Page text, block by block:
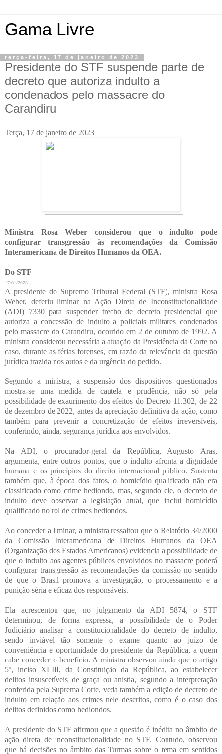
Gama Livre
terça-feira, 17 de janeiro de 2023
Presidente do STF suspende parte de
decreto que autoriza indulto a
condenados pelo massacre do
Carandiru
Terça, 17 de janeiro de 2023
Ministra Rosa Weber considerou que o indulto pode
configurar transgressão às recomendações da Comissão
Interamericana de Direitos Humanos da OEA.
Do STF
17/01/2023
A presidente do Supremo Tribunal Federal (STF), ministra Rosa
Weber, deferiu liminar na Ação Direta de Inconstitucionalidade
(ADI) 7330 para suspender trecho de decreto presidencial que
autoriza a concessão de indulto a policiais militares condenados
pelo massacre do Carandiru, ocorrido em 2 de outubro de 1992. A
ministra considerou necessária a atuação da Presidência da Corte no
caso, durante as férias forenses, em razão da relevância da questão
jurídica trazida nos autos e da urgência do pedido.
Segundo a ministra, a suspensão dos dispositivos questionados
mostra-se uma medida de cautela e prudência, não só pela
possibilidade de exaurimento dos efeitos do Decreto 11.302, de 22
de dezembro de 2022, antes da apreciação definitiva da ação, como
também para prevenir a concretização de efeitos irreversíveis,
conferindo, ainda, segurança jurídica aos envolvidos.
Na ADI, o procurador-geral da República, Augusto Aras,
argumenta, entre outros pontos, que o indulto afronta a dignidade
humana e os princípios do direito internacional público. Sustenta
também que, à época dos fatos, o homicídio qualificado não era
classificado como crime hediondo, mas, segundo ele, o decreto de
indulto deve observar a legislação atual, que inclui homicídio
qualificado no rol de crimes hediondos.
Ao conceder a liminar, a ministra ressaltou que o Relatório 34/2000
da Comissão Interamericana de Direitos Humanos da OEA
(Organização dos Estados Americanos) evidencia a possibilidade de
que o indulto aos agentes públicos envolvidos no massacre poderá
configurar transgressão às recomendações da comissão no sentido
de que o Brasil promova a investigação, o processamento e a
punição séria e eficaz dos responsáveis.
Ela acrescentou que, no julgamento da ADI 5874, o STF
determinou, de forma expressa, a possibilidade de o Poder
Judiciário analisar a constitucionalidade do decreto de indulto,
sendo inviável tão somente o exame quanto ao juízo de
conveniência e oportunidade do presidente da República, a quem
cabe conceder o benefício. A ministra observou ainda que o artigo
5º, inciso XLIII, da Constituição da República, ao estabelecer
delitos insuscetíveis de graça ou anistia, segundo a interpretação
conferida pela Suprema Corte, veda também a edição de decreto de
indulto em relação aos crimes nele descritos, como é o caso dos
delitos definidos como hediondos.
A presidente do STF afirmou que a questão é inédita no âmbito de
ação direta de inconstitucionalidade no STF. Contudo, observou
que há decisões no âmbito das Turmas sobre o tema em sentidos